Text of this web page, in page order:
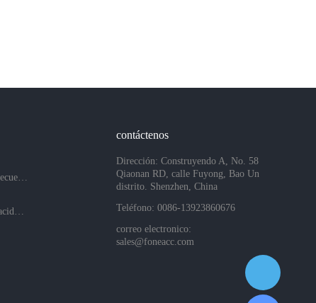
contáctenos
Dirección: Construyendo A, No. 58
Qiaonan RD, calle Fuyong, Bao Un
distrito. Shenzhen, China
Teléfono: 0086-13923860676
correo electronico:
sales@foneacc.com